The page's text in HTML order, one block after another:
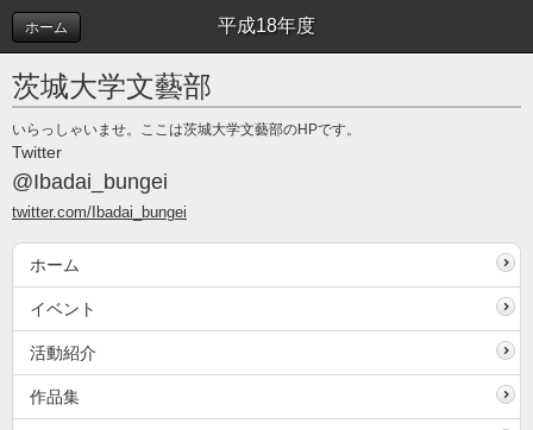
平成18年度
ホーム
茨城大学文藝部
いらっしゃいませ。ここは茨城大学文藝部のHPです。
Twitter
@Ibadai_bungei
twitter.com/Ibadai_bungei
ホーム
イベント
活動紹介
作品集